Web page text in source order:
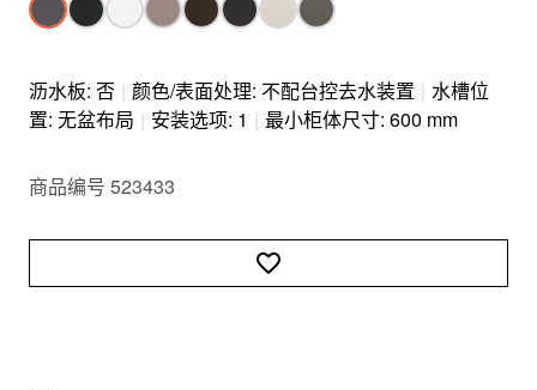
沥水板: 否 | 颜色/表面处理: 不配台控去水装置 | 水槽位
置: 无盆布局 | 安装选项: 1 | 最小柜体尺寸: 600 mm
商品编号 523433